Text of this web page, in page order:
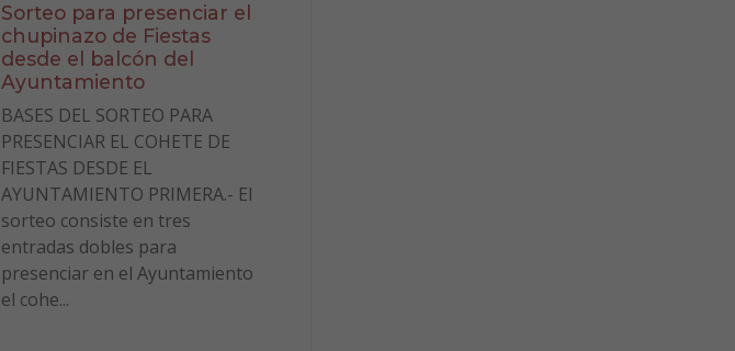
Sorteo para presenciar el
chupinazo de Fiestas
desde el balcón del
Ayuntamiento
BASES DEL SORTEO PARA
PRESENCIAR EL COHETE DE
FIESTAS DESDE EL
AYUNTAMIENTO PRIMERA.- El
sorteo consiste en tres
entradas dobles para
presenciar en el Ayuntamiento
el cohe...